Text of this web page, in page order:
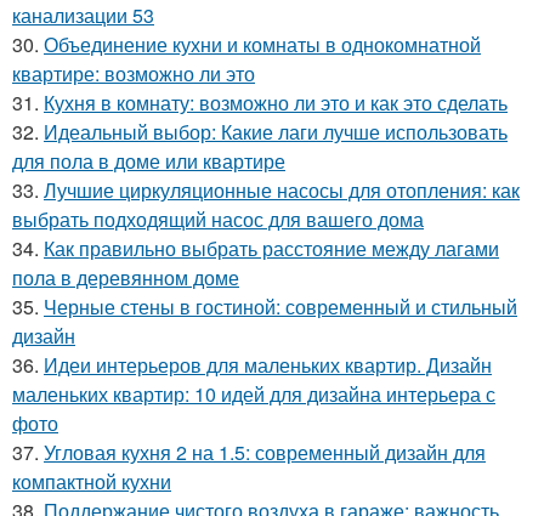
канализации 53
30. Объединение кухни и комнаты в однокомнатной
квартире: возможно ли это
31. Кухня в комнату: возможно ли это и как это сделать
32. Идеальный выбор: Какие лаги лучше использовать
для пола в доме или квартире
33. Лучшие циркуляционные насосы для отопления: как
выбрать подходящий насос для вашего дома
34. Как правильно выбрать расстояние между лагами
пола в деревянном доме
35. Черные стены в гостиной: современный и стильный
дизайн
36. Идеи интерьеров для маленьких квартир. Дизайн
маленьких квартир: 10 идей для дизайна интерьера с
фото
37. Угловая кухня 2 на 1.5: современный дизайн для
компактной кухни
38. Поддержание чистого воздуха в гараже: важность